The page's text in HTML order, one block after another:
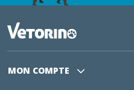
MON COMPTE